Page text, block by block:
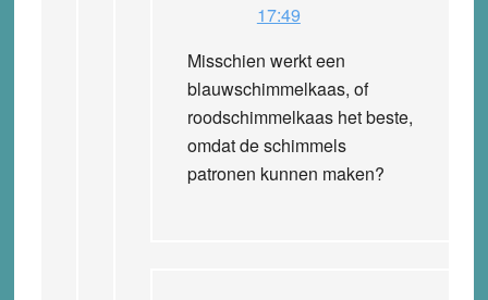
17:49
Misschien werkt een
blauwschimmelkaas, of
roodschimmelkaas het beste,
omdat de schimmels
patronen kunnen maken?